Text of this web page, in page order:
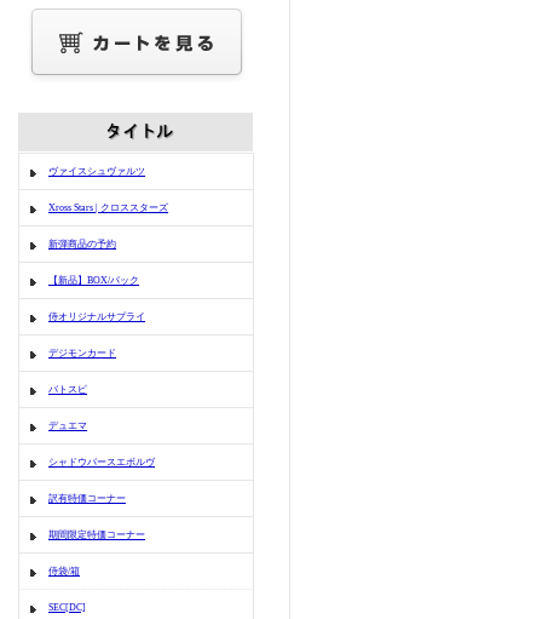
ヴァイスシュヴァルツ
Xross Stars | クロススターズ
新弾商品の予約
【新品】BOX/パック
侍オリジナルサプライ
デジモンカード
バトスピ
デュエマ
シャドウバースエボルヴ
訳有特価コーナー
期間限定特価コーナー
侍袋/箱
SEC[DC]